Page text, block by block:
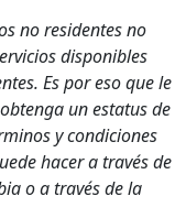
no residentes no
disponibles
Es por eso que le
un estatus de
y condiciones
hacer a través de
o a través de la